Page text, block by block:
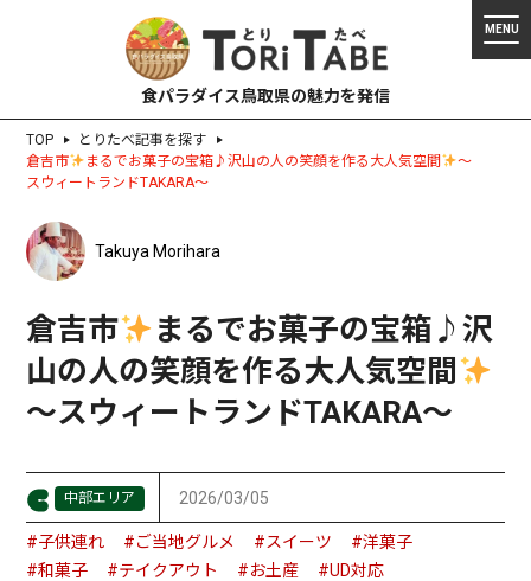
食パラダイス鳥取県の魅力を発信
TOP
とりたべ記事を探す
倉吉市
まるでお菓子の宝箱♪沢山の人の笑顔を作る大人気空間
〜
スウィートランドTAKARA〜
Takuya Morihara
倉吉市
まるでお菓子の宝箱♪沢
山の人の笑顔を作る大人気空間
〜スウィートランドTAKARA〜
中部エリア 2026/03/05
#子供連れ #ご当地グルメ #スイーツ
#洋菓子
#和菓子
#テイクアウト #お土産
#UD対応